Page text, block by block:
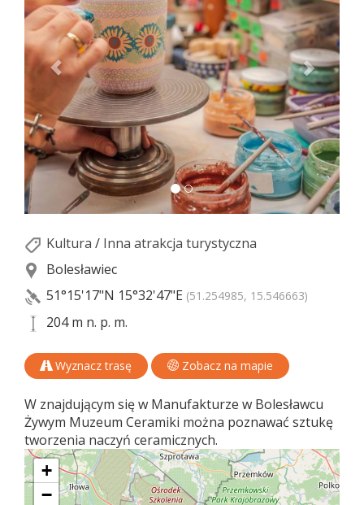
Kultura / Inna atrakcja turystyczna
Bolesławiec
51°15'17"N 15°32'47"E (51.254985, 15.546663)
204 m n. p. m.
Wyznacz trasę Zobacz na mapie
W znajdującym się w Manufakturze w Bolesławcu
Żywym Muzeum Ceramiki można poznawać sztukę
tworzenia naczyń ceramicznych.
+
−